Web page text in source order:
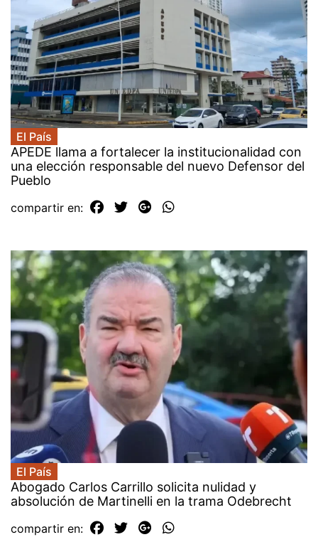
El País
APEDE llama a fortalecer la institucionalidad con
una elección responsable del nuevo Defensor del
Pueblo
compartir en:
El País
Abogado Carlos Carrillo solicita nulidad y
absolución de Martinelli en la trama Odebrecht
compartir en: